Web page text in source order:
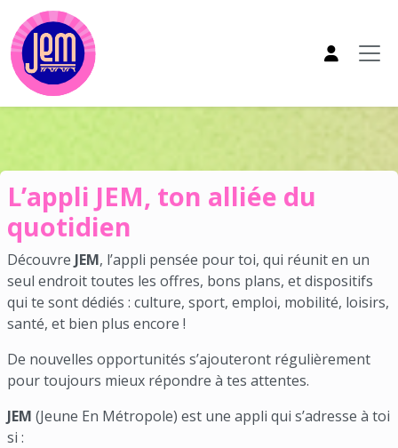
Aller au contenu principal
Appli JEM
L’appli JEM, ton alliée du
quotidien
Découvre JEM, l’appli pensée pour toi, qui réunit en un
seul endroit toutes les offres, bons plans, et dispositifs
qui te sont dédiés : culture, sport, emploi, mobilité, loisirs,
santé, et bien plus encore !
De nouvelles opportunités s’ajouteront régulièrement
pour toujours mieux répondre à tes attentes.
JEM (Jeune En Métropole) est une appli qui s’adresse à toi
si :